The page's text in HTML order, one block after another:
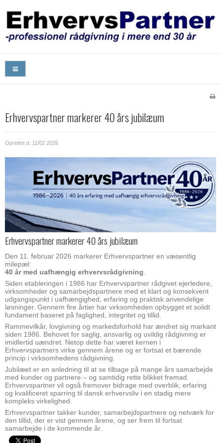
Erhvervspartner markerer 40 års jubilæum
Oprettet d. 11/02 2026
Erhvervspartner markerer 40 års jubilæum
Den 11. februar 2026 markerer Erhvervspartner en væsentlig
milepæl:
40 år med uafhængig erhvervsrådgivning.
Siden etableringen i 1986 har Erhvervspartner rådgivet ejerledere,
virksomheder og samarbejdspartnere med et klart og konsekvent
udgangspunkt i uafhængighed, erfaring og praktisk anvendelige
løsninger. Gennem fire årtier har virksomheden opbygget et solidt
fundament baseret på faglighed, integritet og tillid.
Rammevilkår, lovgivning og markedsforhold har ændret sig markant
siden 1986. Behovet for saglig, ansvarlig og uvildig rådgivning er
imidlertid uændret. Netop dette har været kernen i
Erhvervspartners virke gennem årene og er fortsat et bærende
princip i virksomhedens rådgivning.
Jubilæet er en anledning til at se tilbage på mange års samarbejde
med kunder og partnere – og samtidig rette blikket fremad.
Erhvervspartner vil også fremover bidrage med overblik, erfaring
og kvalificeret sparring til dansk erhvervsliv i en stadig mere
kompleks virkelighed.
Erhvervspartner takker kunder, samarbejdspartnere og netværk for
den tillid, der er vist gennem årene, og ser frem til fortsat
samarbejde i de kommende år.